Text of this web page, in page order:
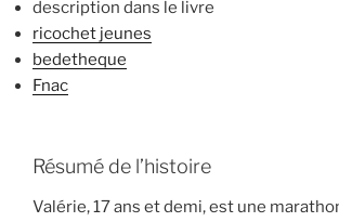
description dans le livre
ricochet jeunes
bedetheque
Fnac
Résumé de l’histoire
Valérie, 17 ans et demi, est une